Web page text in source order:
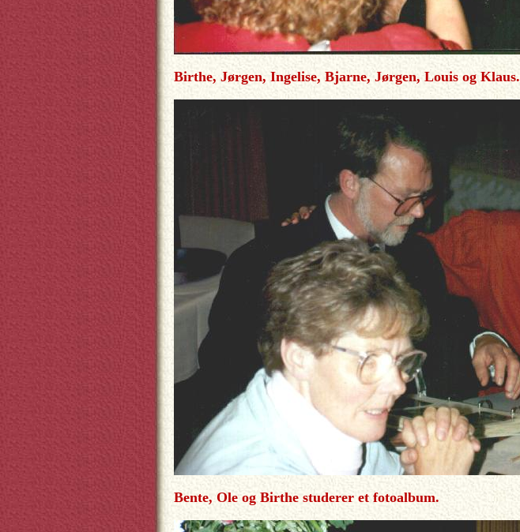
Birthe, Jørgen, Ingelise, Bjarne, Jørgen, Louis og Klaus.
Bente, Ole og Birthe studerer et fotoalbum.